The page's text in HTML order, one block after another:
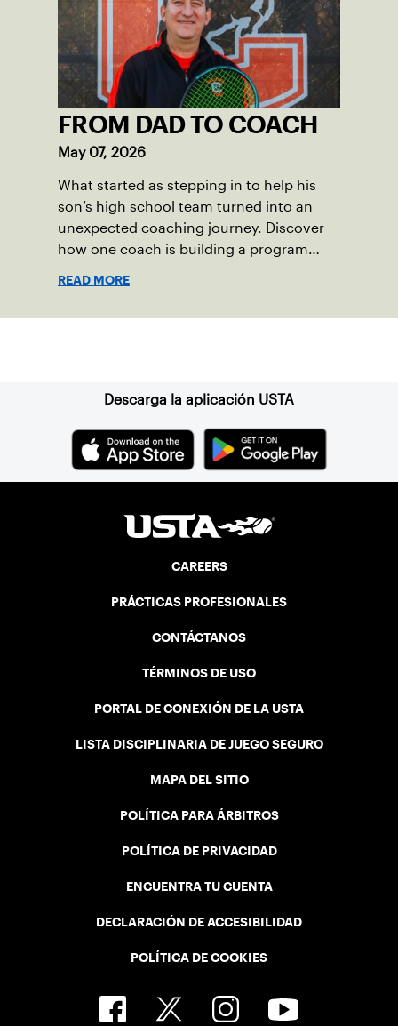
also ensure tennis in our region remains
vibrant and strong.
FROM DAD TO COACH
May 07, 2026
What started as stepping in to help his
son’s high school team turned into an
unexpected coaching journey. Discover
how one coach is building a program
READ MORE
Descarga la aplicación USTA
CAREERS
PRÁCTICAS PROFESIONALES
CONTÁCTANOS
TÉRMINOS DE USO
PORTAL DE CONEXIÓN DE LA USTA
LISTA DISCIPLINARIA DE JUEGO SEGURO
MAPA DEL SITIO
POLÍTICA PARA ÁRBITROS
POLÍTICA DE PRIVACIDAD
ENCUENTRA TU CUENTA
DECLARACIÓN DE ACCESIBILIDAD
POLÍTICA DE COOKIES